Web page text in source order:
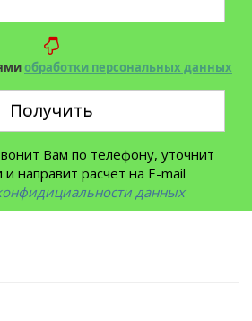
обработки персональных данных
Получить
Вам по телефону, уточнит
направит расчет на E-mail
данных